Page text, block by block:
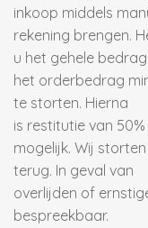
inkoop middels
rekening brengen.
u het gehele
het orderbedrag
te storten. Hierna
is restitutie van
mogelijk. Wij
terug. In geval van
overlijden of
bespreekbaar.